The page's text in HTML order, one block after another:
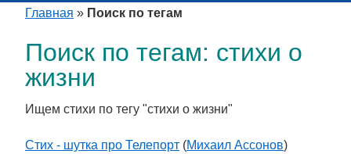
Главная » Поиск по тегам
Поиск по тегам: стихи о
жизни
Ищем стихи по тегу "стихи о жизни"
Стих - шутка про Телепорт (Михаил Ассонов)